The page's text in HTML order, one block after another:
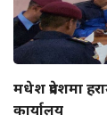
मधेश प्रदेशमा
कार्यालय